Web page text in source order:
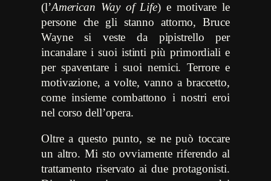
(l’American Way of Life) e motivare le
persone che gli stanno attorno, Bruce
Wayne si veste da pipistrello per
incanalare i suoi istinti più primordiali e
per spaventare i suoi nemici. Terrore e
motivazione, a volte, vanno a braccetto,
come insieme combattono i nostri eroi
nel corso dell’opera.
Oltre a questo punto, se ne può toccare
un altro. Mi sto ovviamente riferendo al
trattamento riservato ai due protagonisti.